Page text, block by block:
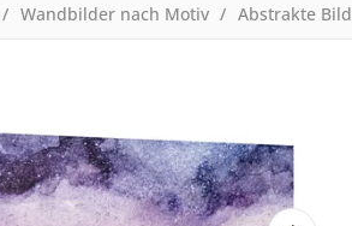
Wandbilder nach Motiv Abstrakte